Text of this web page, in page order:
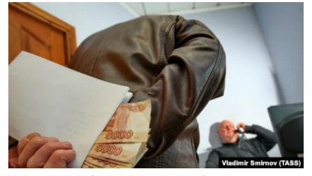
поиску
СЕВЕР.РЕАЛИИ
СИБИРЬ.РЕАЛИИ
РАСПИСАНИЕ ВЕЩАНИЯ
ПОДПИШИТЕСЬ НА РАССЫЛКУ
СОЦИАЛЬНЫЕ СЕТИ